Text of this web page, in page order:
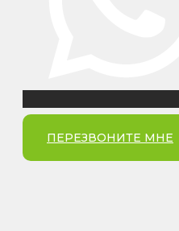
ПЕРЕЗВОНИТЕ МНЕ